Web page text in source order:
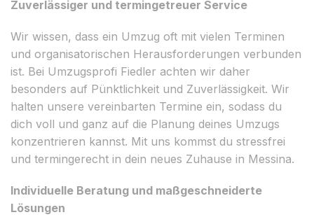
Zuverlässiger und termingetreuer Service
Wir wissen, dass ein Umzug oft mit vielen Terminen
und organisatorischen Herausforderungen verbunden
ist. Bei Umzugsprofi Fiedler achten wir daher
besonders auf Pünktlichkeit und Zuverlässigkeit. Wir
halten unsere vereinbarten Termine ein, sodass du
dich voll und ganz auf die Planung deines Umzugs
konzentrieren kannst. Mit uns kommst du stressfrei
und termingerecht in dein neues Zuhause in Messina.
Individuelle Beratung und maßgeschneiderte
Lösungen